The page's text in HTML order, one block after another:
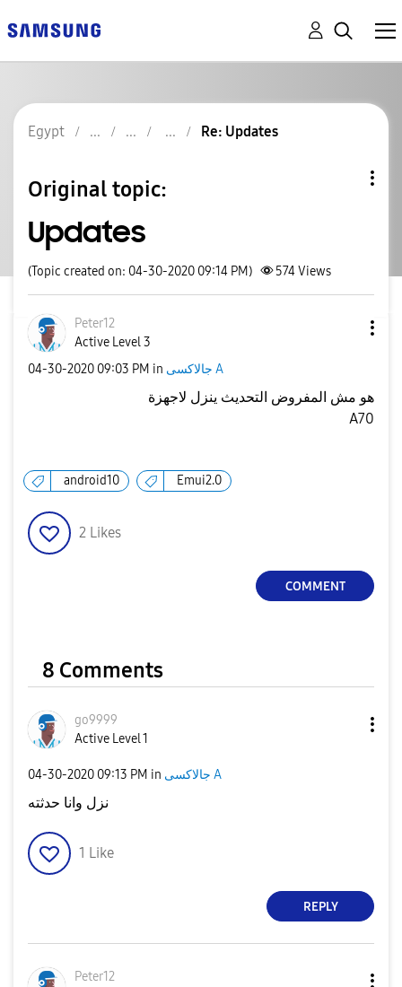
Egypt Re: Updates
Original topic:
Updates
(Topic created on: 04-30-2020 09:14 PM) 574Views
Peter12
Active Level 3
‎04-30-2020 09:03 PM in جالاكسى A
هو مش المفروض التحديث ينزل لاجهزة
A70
android10 Emui2.0
2 Likes
COMMENT
8 Comments
go9999
Active Level 1
‎04-30-2020 09:13 PM in جالاكسى A
نزل وانا حدثته
1 Like
REPLY
Peter12